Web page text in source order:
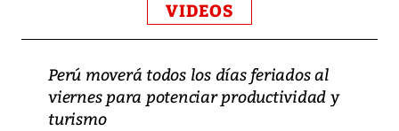
VIDEOS
Perú moverá todos los días feriados al
viernes para potenciar productividad y
turismo